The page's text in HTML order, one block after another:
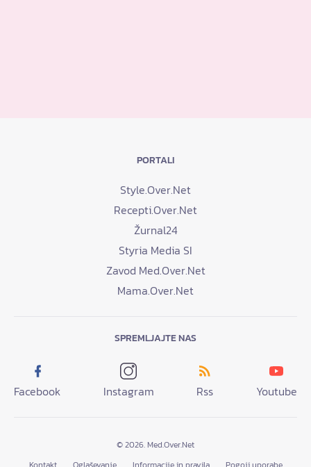
PORTALI
Style.Over.Net
Recepti.Over.Net
Žurnal24
Styria Media SI
Zavod Med.Over.Net
Mama.Over.Net
SPREMLJAJTE NAS
Facebook Instagram Rss Youtube
© 2026. Med.Over.Net